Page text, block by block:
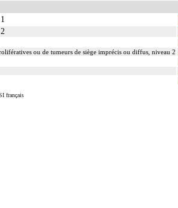
ou de tumeurs de siège imprécis ou diffus, niveau 2
français